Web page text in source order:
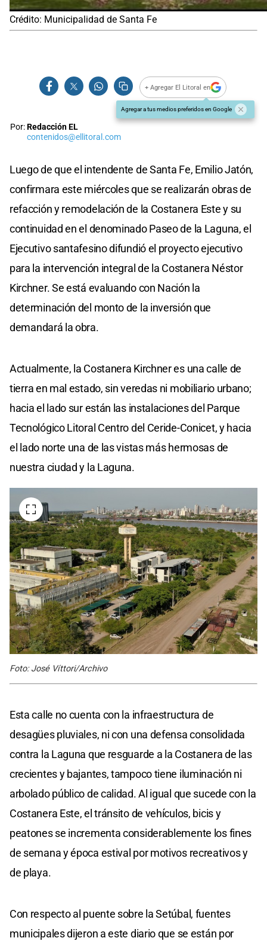
Crédito: Municipalidad de Santa Fe
+ Agregar El Litoral en
Agregar a tus medios preferidos en Google
Por:Redacción EL
contenidos@ellitoral.com
Luego de que el intendente de Santa Fe, Emilio Jatón,
confirmara este miércoles que se realizarán obras de
refacción y remodelación de la Costanera Este y su
continuidad en el denominado Paseo de la Laguna, el
Ejecutivo santafesino difundió el proyecto ejecutivo
para la intervención integral de la Costanera Néstor
Kirchner. Se está evaluando con Nación la
determinación del monto de la inversión que
demandará la obra.
Actualmente, la Costanera Kirchner es una calle de
tierra en mal estado, sin veredas ni mobiliario urbano;
hacia el lado sur están las instalaciones del Parque
Tecnológico Litoral Centro del Ceride-Conicet, y hacia
el lado norte una de las vistas más hermosas de
nuestra ciudad y la Laguna.
Foto: José Víttori/Archivo
Esta calle no cuenta con la infraestructura de
desagües pluviales, ni con una defensa consolidada
contra la Laguna que resguarde a la Costanera de las
crecientes y bajantes, tampoco tiene iluminación ni
arbolado público de calidad. Al igual que sucede con la
Costanera Este, el tránsito de vehículos, bicis y
peatones se incrementa considerablemente los fines
de semana y época estival por motivos recreativos y
de playa.
Con respecto al puente sobre la Setúbal, fuentes
municipales dijeron a este diario que se están por